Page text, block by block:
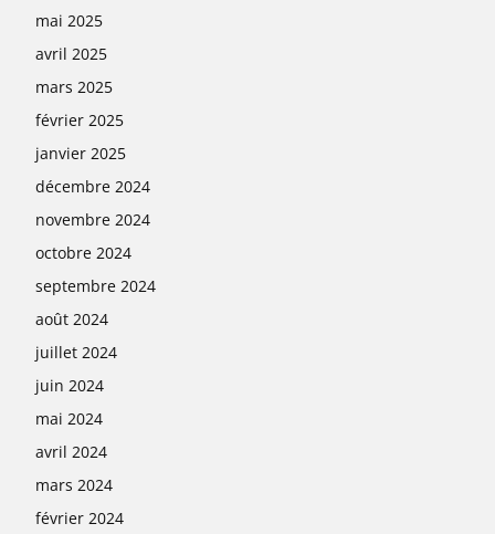
mai 2025
avril 2025
mars 2025
février 2025
janvier 2025
décembre 2024
novembre 2024
octobre 2024
septembre 2024
août 2024
juillet 2024
juin 2024
mai 2024
avril 2024
mars 2024
février 2024